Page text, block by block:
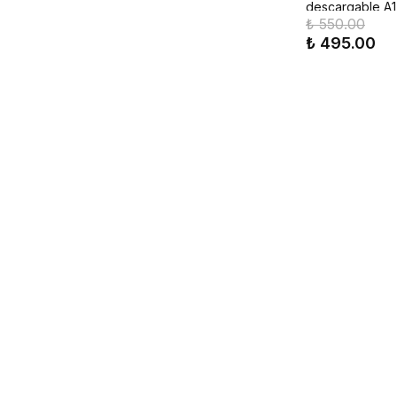
descargable
leer en
₺ 550.00
₺ 495.00